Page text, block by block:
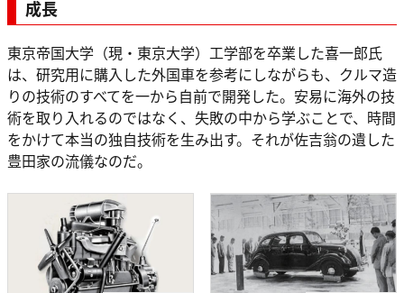
成長
東京帝国大学（現・東京大学）工学部を卒業した喜一郎氏
は、研究用に購入した外国車を参考にしながらも、クルマ造
りの技術のすべてを一から自前で開発した。安易に海外の技
術を取り入れるのではなく、失敗の中から学ぶことで、時間
をかけて本当の独自技術を生み出す。それが佐吉翁の遺した
豊田家の流儀なのだ。